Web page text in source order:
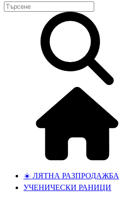
☀️ ЛЯТНА РАЗПРОДАЖБА
УЧЕНИЧЕСКИ РАНИЦИ